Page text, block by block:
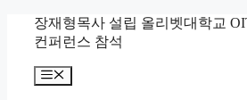
content
장재형목사 설립 올리벳대학교
컨퍼런스 참석
Menu